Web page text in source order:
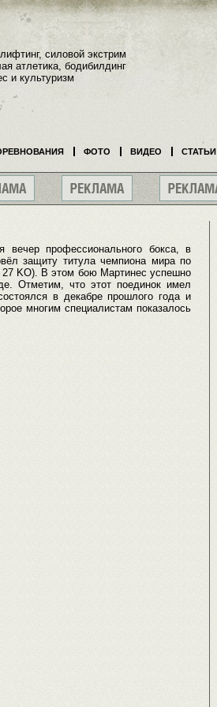
профессионального бокса, в
защиту титула чемпиона мира по
27 KO). В этом бою Мартинес успешно
Отметим, что этот поединок имел
в декабре прошлого года и
многим специалистам показалось
силовой экстрим
атлетика, бодибилдинг
и культуризм
ФОТО ВИДЕО СТАТЬИ